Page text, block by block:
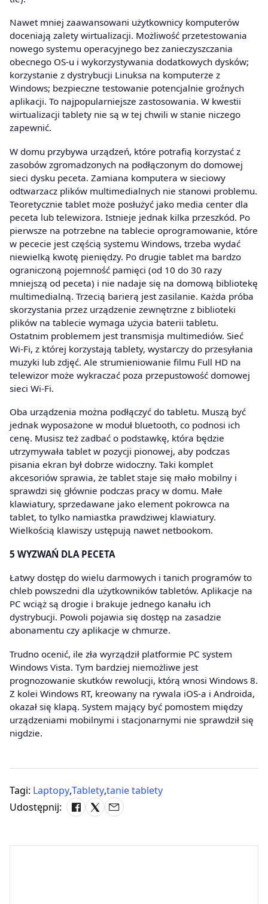
Nawet mniej zaawansowani użytkownicy komputerów
doceniają zalety wirtualizacji. Możliwość przetestowania
nowego systemu operacyjnego bez zanieczyszczania
obecnego OS-u i wykorzystywania dodatkowych dysków;
korzystanie z dystrybucji Linuksa na komputerze z
Windows; bezpieczne testowanie potencjalnie groźnych
aplikacji. To najpopularniejsze zastosowania. W kwestii
wirtualizacji tablety nie są w tej chwili w stanie niczego
zapewnić.
W domu przybywa urządzeń, które potrafią korzystać z
zasobów zgromadzonych na podłączonym do domowej
sieci dysku peceta. Zamiana komputera w sieciowy
odtwarzacz plików multimedialnych nie stanowi problemu.
Teoretycznie tablet może posłużyć jako media center dla
peceta lub telewizora. Istnieje jednak kilka przeszkód. Po
pierwsze na potrzebne na tablecie oprogramowanie, które
w pececie jest częścią systemu Windows, trzeba wydać
niewielką kwotę pieniędzy. Po drugie tablet ma bardzo
ograniczoną pojemność pamięci (od 10 do 30 razy
mniejszą od peceta) i nie nadaje się na domową bibliotekę
multimedialną. Trzecią barierą jest zasilanie. Każda próba
skorzystania przez urządzenie zewnętrzne z biblioteki
plików na tablecie wymaga użycia baterii tabletu.
Ostatnim problemem jest transmisja multimediów. Sieć
Wi-Fi, z której korzystają tablety, wystarczy do przesyłania
muzyki lub zdjęć. Ale strumieniowanie filmu Full HD na
telewizor może wykraczać poza przepustowość domowej
sieci Wi-Fi.
Oba urządzenia można podłączyć do tabletu. Muszą być
jednak wyposażone w moduł bluetooth, co podnosi ich
cenę. Musisz też zadbać o podstawkę, która będzie
utrzymywała tablet w pozycji pionowej, aby podczas
pisania ekran był dobrze widoczny. Taki komplet
akcesoriów sprawia, że tablet staje się mało mobilny i
sprawdzi się głównie podczas pracy w domu. Małe
klawiatury, sprzedawane jako element pokrowca na
tablet, to tylko namiastka prawdziwej klawiatury.
Wielkością klawiszy ustępują nawet netbookom.
5 WYZWAŃ DLA PECETA
Łatwy dostęp do wielu darmowych i tanich programów to
chleb powszedni dla użytkowników tabletów. Aplikacje na
PC wciąż są drogie i brakuje jednego kanału ich
dystrybucji. Powoli pojawia się dostęp na zasadzie
abonamentu czy aplikacje w chmurze.
Trudno ocenić, ile zła wyrządził platformie PC system
Windows Vista. Tym bardziej niemożliwe jest
prognozowanie skutków rewolucji, którą wnosi Windows 8.
Z kolei Windows RT, kreowany na rywala iOS-a i Androida,
okazał się klapą. System mający być pomostem między
urządzeniami mobilnymi i stacjonarnymi nie sprawdził się
nigdzie.
Tagi: Laptopy,Tablety,tanie tablety
Udostępnij: